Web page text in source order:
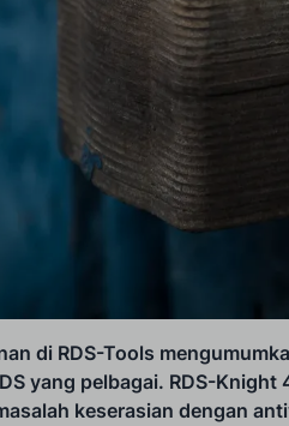
di RDS-Tools
yang pelbagai. RDS-
keserasian dengan